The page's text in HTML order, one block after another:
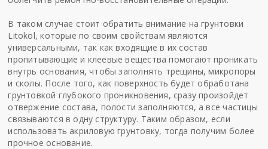
В таком случае стоит обратить внимание на грунтовки
Litokol, которые по своим свойствам являются
универсальными, так как входящие в их состав
пропитывающие и клеевые вещества помогают проникать
внутрь основания, чтобы заполнять трещины, микропоры
и сколы. После того, как поверхность будет обработана
грунтовкой глубокого проникновения, сразу произойдет
отвержение состава, полости заполняются, а все частицы
связываются в одну структуру. Таким образом, если
использовать акриловую грунтовку, тогда получим более
прочное основание.